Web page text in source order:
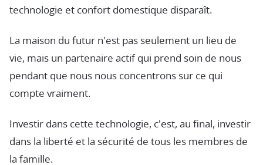
technologie et confort domestique disparaît.
La maison du futur n'est pas seulement un lieu de
vie, mais un partenaire actif qui prend soin de nous
pendant que nous nous concentrons sur ce qui
compte vraiment.
Investir dans cette technologie, c'est, au final, investir
dans la liberté et la sécurité de tous les membres de
la famille.